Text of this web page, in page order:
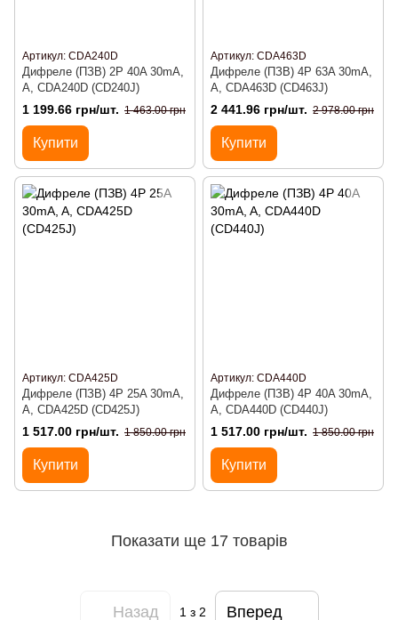
Артикул: CDA240D
Дифреле (ПЗВ) 2P 40A 30mA,
A, CDA240D (CD240J)
1 199.66 грн/шт. 1 463.00 грн
Купити
Артикул: CDA463D
Дифреле (ПЗВ) 4P 63A 30mA,
A, CDA463D (CD463J)
2 441.96 грн/шт. 2 978.00 грн
Купити
Артикул: CDA425D
Дифреле (ПЗВ) 4P 25A 30mA,
A, CDA425D (CD425J)
1 517.00 грн/шт. 1 850.00 грн
Купити
Артикул: CDA440D
Дифреле (ПЗВ) 4P 40A 30mA,
A, CDA440D (CD440J)
1 517.00 грн/шт. 1 850.00 грн
Купити
Показати ще 17 товарів
Назад 1з 2 Вперед